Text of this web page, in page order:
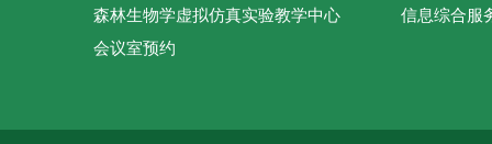
森林生物学虚拟仿真实验教学中心
会议室预约
信息综合服